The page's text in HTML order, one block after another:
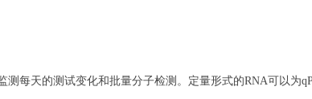
测每天的测试变化和批量分子检测。定量形式的RNA可以为